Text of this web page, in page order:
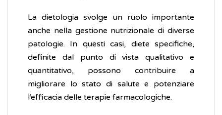
La dietologia svolge un ruolo importante
anche nella gestione nutrizionale di diverse
patologie. In questi casi, diete specifiche,
definite dal punto di vista qualitativo e
quantitativo, possono contribuire a
migliorare lo stato di salute e potenziare
l’efficacia delle terapie farmacologiche.